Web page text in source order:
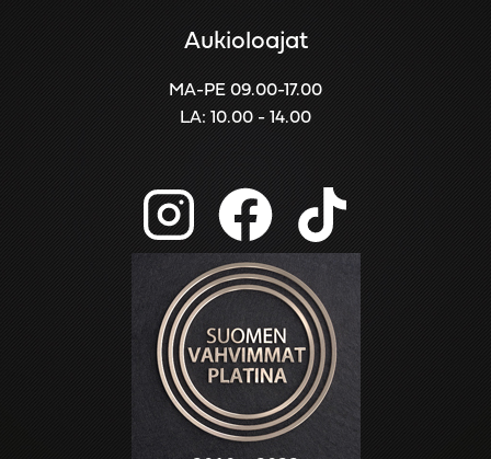
Aukioloajat
MA-PE 09.00-17.00
LA: 10.00 - 14.00